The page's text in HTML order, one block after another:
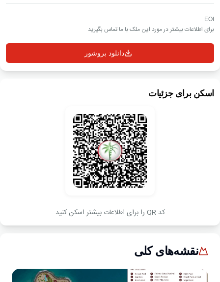
EOI
برای اطلاعات بیشتر در مورد این ملک با ما تماس بگیرید
دانلود بروشور
اسکن برای جزئیات
کد QR را برای اطلاعات بیشتر اسکن کنید
نقشه‌های کلی